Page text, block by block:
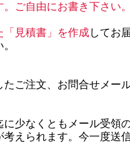
ご自由にお書き下さい。
「見積書」を作成してお
たご注文、お問合せメー
少なくともメール受領
えられます。今一度送